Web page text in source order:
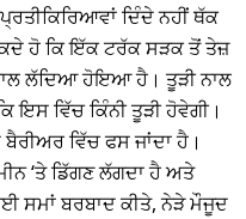
ਦਿੰਦੇ ਨਹੀਂ ਥੱਕ
ਹੋ ਕਿ ਇੱਕ ਟਰੱਕ ਸੜਕ ਤੋਂ ਤੇਜ਼
ਲੱਦਿਆ ਹੋਇਆ ਹੈ। ਤੂੜੀ ਨਾਲ
ਵਿੱਚ ਕਿੰਨੀ ਤੂੜੀ ਹੋਵੇਗੀ।
ਵਿੱਚ ਫਸ ਜਾਂਦਾ ਹੈ।
‘ਤੇ ਡਿੱਗਣ ਲੱਗਦਾ ਹੈ ਅਤੇ
ਸਮਾਂ ਬਰਬਾਦ ਕੀਤੇ, ਨੇੜੇ ਮੌਜੂਦ